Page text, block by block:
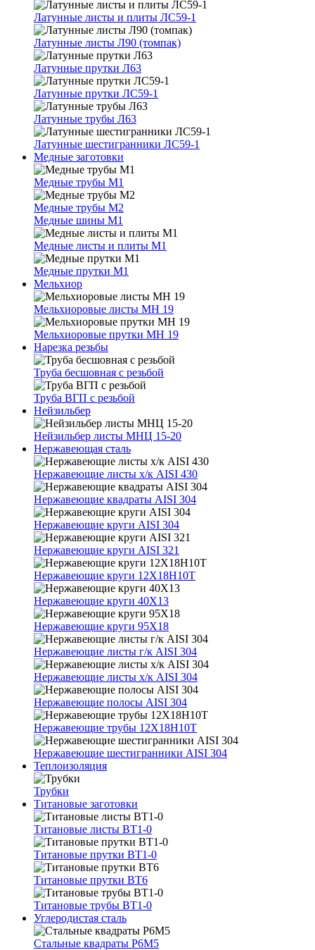
Латунные листы и плиты ЛС59-1
Латунные листы Л90 (томпак)
Латунные прутки Л63
Латунные прутки ЛС59-1
Латунные трубы Л63
Латунные шестигранники ЛС59-1
Медные заготовки
Медные трубы М1
Медные трубы М2
Медные шины М1
Медные листы и плиты М1
Медные прутки М1
Мельхиор
Мельхиоровые листы МН 19
Мельхиоровые прутки МН 19
Нарезка резьбы
Труба бесшовная с резьбой
Труба ВГП с резьбой
Нейзильбер
Нейзильбер листы МНЦ 15-20
Нержавеющая сталь
Нержавеющие листы х/к AISI 430
Нержавеющие квадраты AISI 304
Нержавеющие круги AISI 304
Нержавеющие круги AISI 321
Нержавеющие круги 12Х18Н10Т
Нержавеющие круги 40Х13
Нержавеющие круги 95Х18
Нержавеющие листы г/к AISI 304
Нержавеющие листы х/к AISI 304
Нержавеющие полосы AISI 304
Нержавеющие трубы 12Х18Н10Т
Нержавеющие шестигранники AISI 304
Теплоизоляция
Трубки
Титановые заготовки
Титановые листы ВТ1-0
Титановые прутки ВТ1-0
Титановые прутки ВТ6
Титановые трубы ВТ1-0
Углеродистая сталь
Стальные квадраты Р6М5